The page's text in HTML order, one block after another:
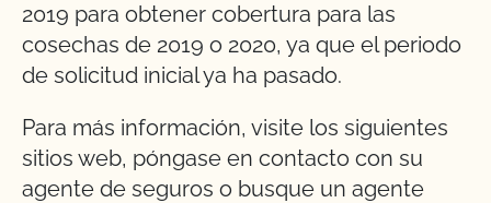
2019 para obtener cobertura para las
cosechas de 2019 o 2020, ya que el periodo
de solicitud inicial ya ha pasado.
Para más información, visite los siguientes
sitios web, póngase en contacto con su
agente de seguros o busque un agente